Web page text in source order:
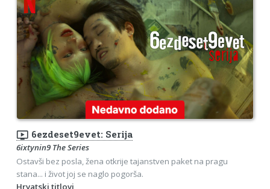
ondemand_video 6ezdeset9evet: Serija
6ixtynin9 The Series
Ostavši bez posla, žena otkrije tajanstven paket na pragu
stana... i život joj se naglo pogorša.
Hrvatski titlovi